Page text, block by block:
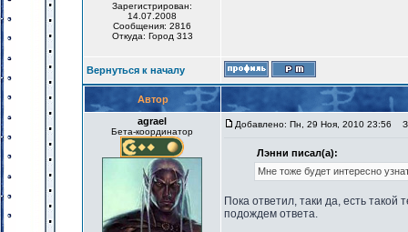
Зарегистрирован:
14.07.2008
Сообщения: 2816
Откуда: Город 313
Вернуться к началу
Автор
agrael
Бета-координатор
Добавлено: Пн, 29 Ноя, 2010 23:56
Лэнни писал(а):
Мне тоже будет интересно
Пока ответил, таки да, есть такой
подождем ответа.